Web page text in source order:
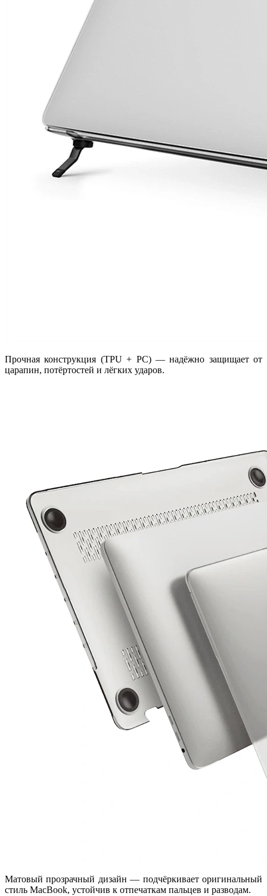
Прочная конструкция (TPU + PC) — надёжно защищает от
царапин, потёртостей и лёгких ударов.
Матовый прозрачный дизайн — подчёркивает оригинальный
стиль MacBook, устойчив к отпечаткам пальцев и разводам.